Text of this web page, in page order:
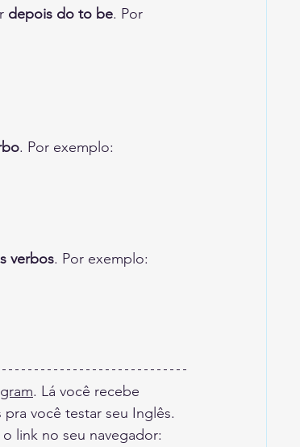
depois do to be. Por
. Por exemplo:
verbos. Por exemplo:
. Lá você recebe
você testar seu Inglês.
link no seu navegador: